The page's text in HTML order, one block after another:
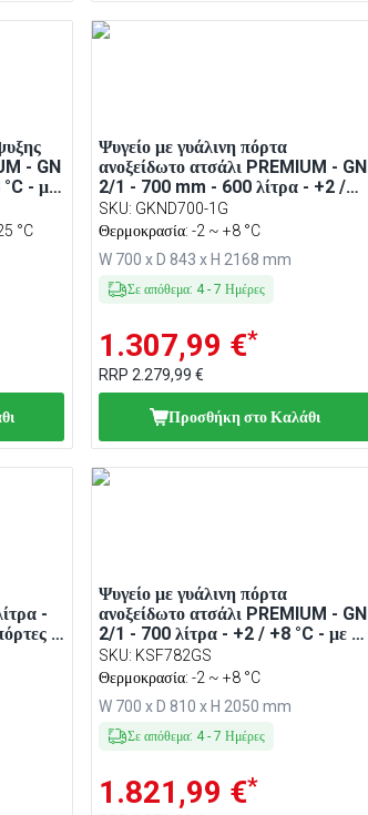
- GN
- με
R290
°C
Ψυγείο με γυάλινη πόρτα
ανοξείδωτο ατσάλι PREMIUM - GN
2/1 - 700 mm - 600 λίτρα - +2 /
+8 °C - με 1 γυάλινη πόρτα -
Βεβιασμένης κυκλοφορίας,
Αυτόματη απόψυξη, LED
φωτισμός, Κλειδαριά, R290
SKU: GKND700-1G
Θερμοκρασία: -2 ~ +8 °C
W 700 x D 843 x H 2168 mm
Σε απόθεμα: 4-7 Ημέρες
1.307,99 €*
RRP2.279,99 €
Προσθήκη στο Καλάθι
-
-
Ψυγείο με γυάλινη πόρτα
ανοξείδωτο ατσάλι PREMIUM - GN
2/1 - 700 λίτρα - +2 / +8 °C - με 1
γυάλινη πόρτα - Βεβιασμένης
κυκλοφορίας, Αυτόματη απόψυξη,
LED φωτισμός, Κλειδαριά, R290
SKU: KSF782GS
Θερμοκρασία: -2 ~ +8 °C
W 700 x D 810 x H 2050 mm
Σε απόθεμα: 4-7 Ημέρες
1.821,99 €*